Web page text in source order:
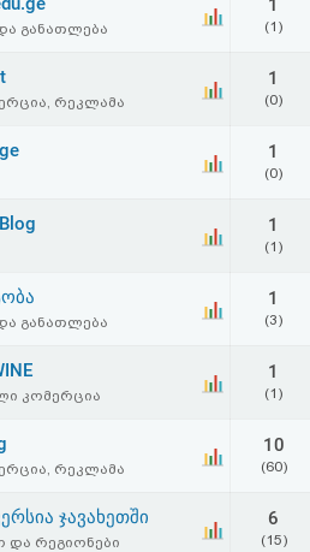
განათლება
1
(1)
რეკლამა
1
(0)
1
(0)
1
(1)
განათლება
1
(3)
კომერცია
1
(1)
რეკლამა
10
(60)
ჯავახეთში
და რეგიონები
6
(15)